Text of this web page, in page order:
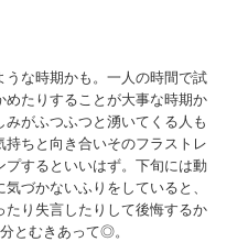
な時期かも。一人の時間で試
たりすることが大事な時期か
がふつふつと湧いてくる人も
ちと向き合いそのフラストレ
するといいはず。下旬には動
づかないふりをしていると、
り失言したりして後悔するか
とむきあって◎。